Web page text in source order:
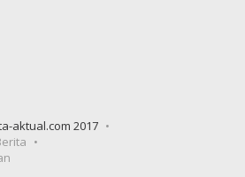
aktual.com 2017